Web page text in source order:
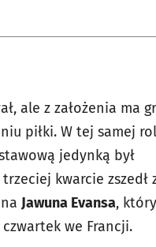
ale z założenia ma
piłki. W tej samej
jedynką był
kwarcie zszedł
Jawuna Evansa,
we Francji.